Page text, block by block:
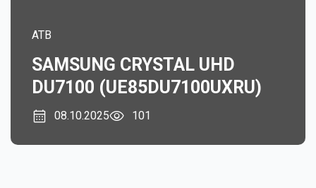
ATB
SAMSUNG CRYSTAL UHD
DU7100 (UE85DU7100UXRU)
08.10.2025 101